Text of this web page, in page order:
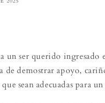
un ser querido
de demostrar apoyo,
que sean adecuadas para